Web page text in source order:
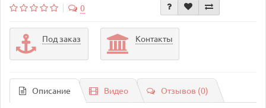
0
Под заказ Контакты
Описание Видео Отзывов (0)